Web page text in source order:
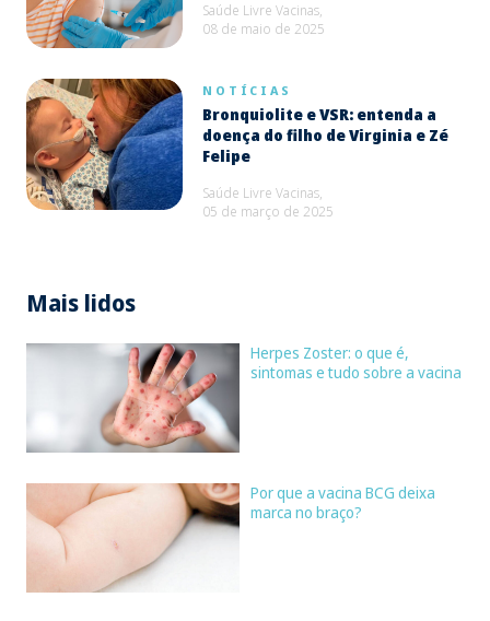
Saúde Livre Vacinas,
08 de maio de 2025
NOTÍCIAS
Bronquiolite e VSR: entenda a
doença do filho de Virginia e Zé
Felipe
Saúde Livre Vacinas,
05 de março de 2025
Mais lidos
Herpes Zoster: o que é,
sintomas e tudo sobre a vacina
Por que a vacina BCG deixa
marca no braço?